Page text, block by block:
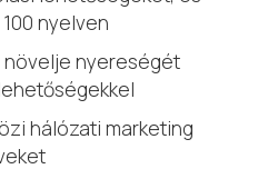
nyelven
növelje nyereségét
hálózati marketing